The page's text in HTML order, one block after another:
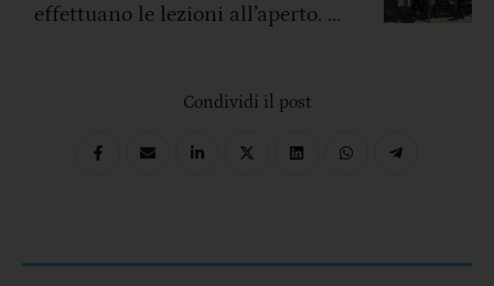
effettuano le lezioni all’aperto. La
Condividi il post